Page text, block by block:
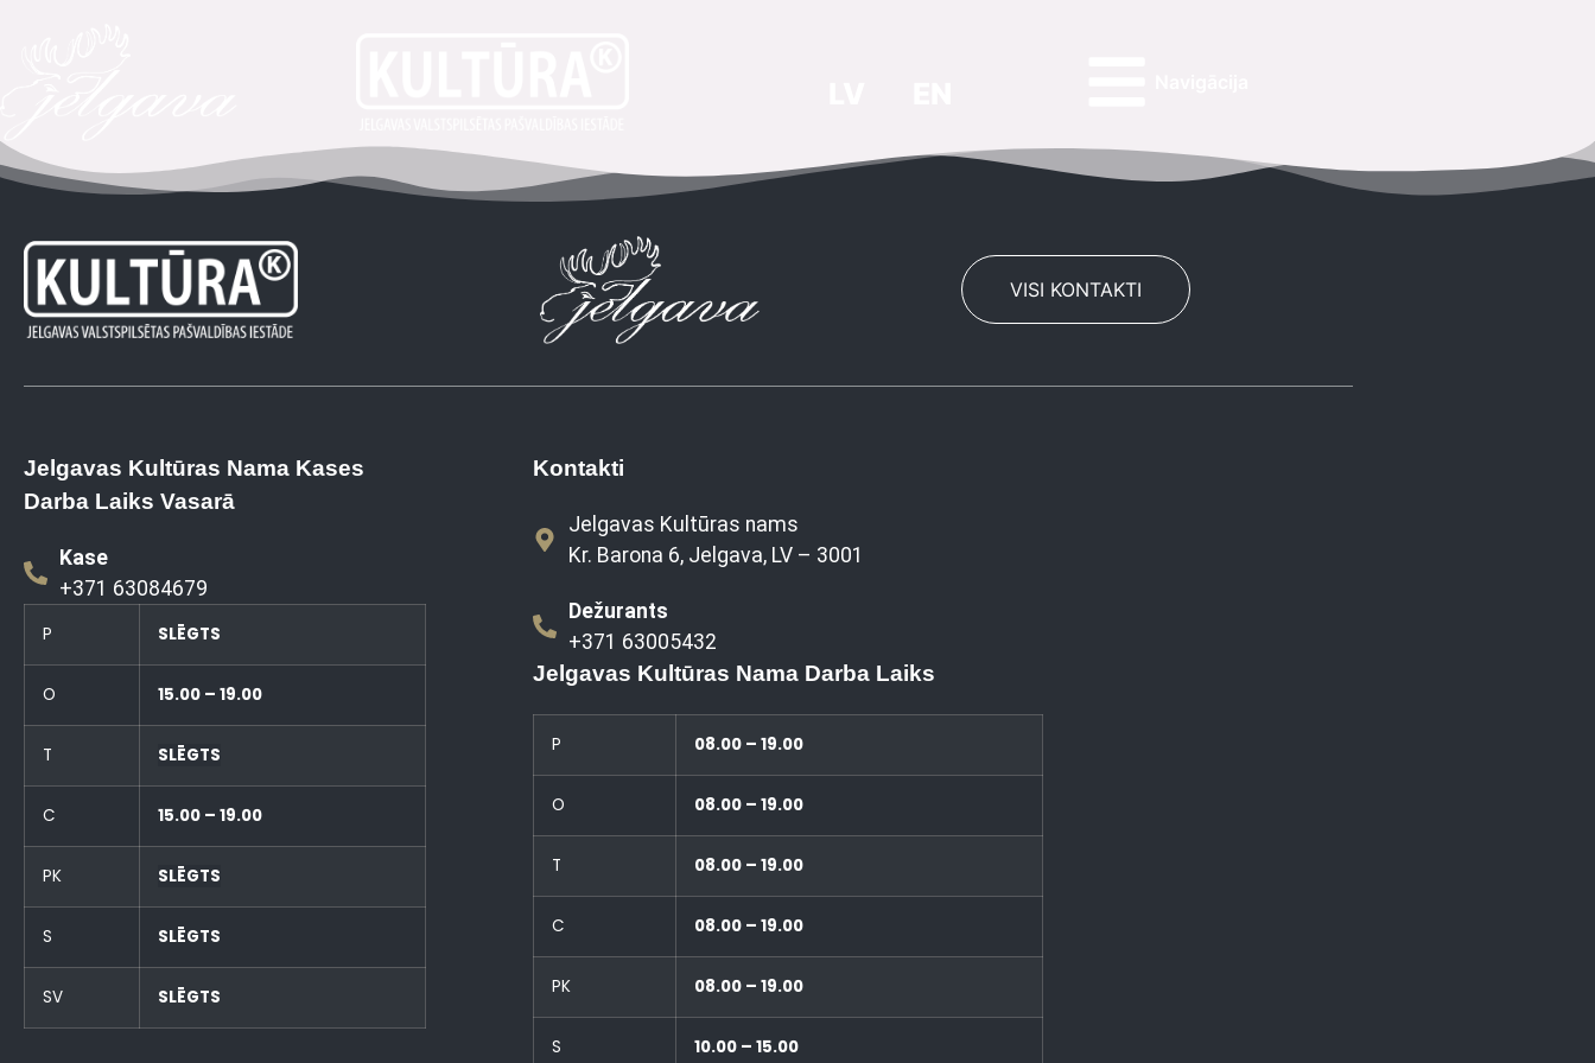
VISI KONTAKTI
Jelgavas Kultūras Nama Kases
Darba Laiks Vasarā
Kase
+371 63084679
P SLĒGTS
O 15.00 – 19.00
T SLĒGTS
C 15.00 – 19.00
PK SLĒGTS
S SLĒGTS
SV SLĒGTS
Kontakti
Jelgavas Kultūras nams
Kr. Barona 6, Jelgava, LV – 3001
Dežurants
+371 63005432
Jelgavas Kultūras Nama Darba Laiks
P 08.00 – 19.00
O 08.00 – 19.00
T 08.00 – 19.00
C 08.00 – 19.00
PK 08.00 – 19.00
S 10.00 – 15.00